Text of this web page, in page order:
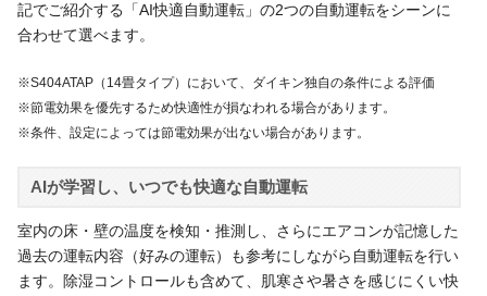
記でご紹介する「AI快適自動運転」の2つの自動運転をシーンに
合わせて選べます。
※S404ATAP（14畳タイプ）において、ダイキン独自の条件による評価
※節電効果を優先するため快適性が損なわれる場合があります。
※条件、設定によっては節電効果が出ない場合があります。
AIが学習し、いつでも快適な自動運転
室内の床・壁の温度を検知・推測し、さらにエアコンが記憶した
過去の運転内容（好みの運転）も参考にしながら自動運転を行い
ます。除湿コントロールも含めて、肌寒さや暑さを感じにくい快